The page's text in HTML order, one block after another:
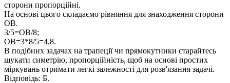
сторони пропорційні.
На основі цього складаємо рівняння для знаходження сторони
OB.
3/5=OB/8;
OB=3*8/5=4,8.
В подібних задачах на трапеції чи прямокутники старайтесь
шукати симетрію, пропорційність, щоб на основі простих
міркувань отримати легкі залежності для розв'язання задачі.
Відповідь: Б.